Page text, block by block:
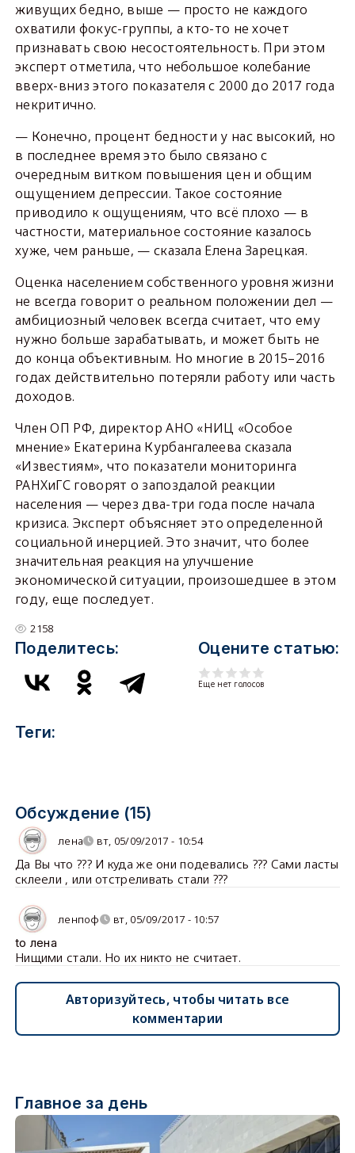
живущих бедно, выше — просто не каждого
охватили фокус-группы, а кто-то не хочет
признавать свою несостоятельность. При этом
эксперт отметила, что небольшое колебание
вверх-вниз этого показателя с 2000 до 2017 года
некритично.
— Конечно, процент бедности у нас высокий, но
в последнее время это было связано с
очередным витком повышения цен и общим
ощущением депрессии. Такое состояние
приводило к ощущениям, что всё плохо — в
частности, материальное состояние казалось
хуже, чем раньше, — сказала Елена Зарецкая.
Оценка населением собственного уровня жизни
не всегда говорит о реальном положении дел —
амбициозный человек всегда считает, что ему
нужно больше зарабатывать, и может быть не
до конца объективным. Но многие в 2015–2016
годах действительно потеряли работу или часть
доходов.
Член ОП РФ, директор АНО «НИЦ «Особое
мнение» Екатерина Курбангалеева сказала
«Известиям», что показатели мониторинга
РАНХиГС говорят о запоздалой реакции
населения — через два-три года после начала
кризиса. Эксперт объясняет это определенной
социальной инерцией. Это значит, что более
значительная реакция на улучшение
экономической ситуации, произошедшее в этом
году, еще последует.
2158
Поделитесь: Оцените статью:
Еще нет голосов
Теги:
Обсуждение (15)
лена вт, 05/09/2017 - 10:54
Да Вы что ??? И куда же они подевались ??? Сами ласты
склеели , или отстреливать стали ???
ленпоф вт, 05/09/2017 - 10:57
to лена
Нищими стали. Но их никто не считает.
Авторизуйтесь, чтобы читать все
комментарии
Главное за день